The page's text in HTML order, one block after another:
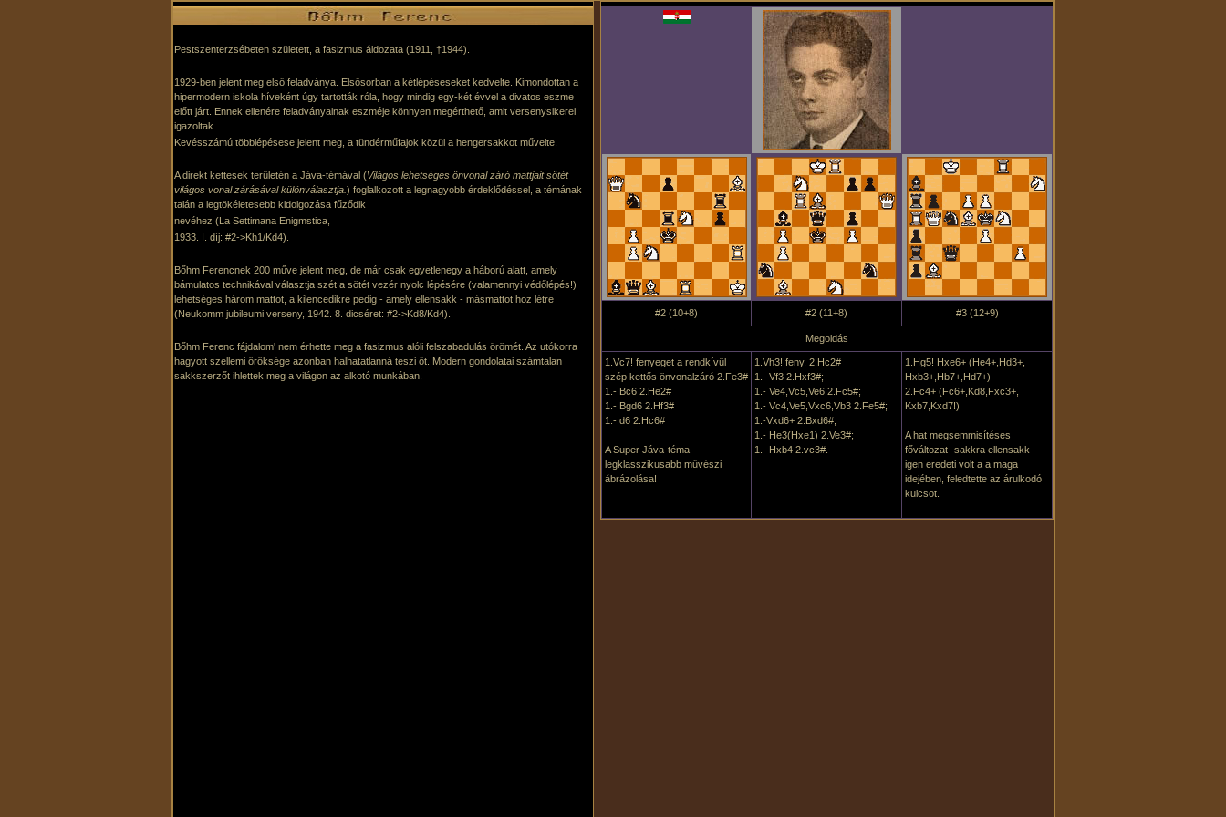
#2 (10+8) #2 (11+8) #3 (12+9)
Megoldás
1.Vc7! fenyeget a rendkívül
szép kettős önvonalzáró 2.Fe3#
1.- Bc6 2.He2#
1.- Bgd6 2.Hf3#
1.- d6 2.Hc6#
A Super Jáva-téma
legklasszikusabb művészi
ábrázolása!
1.Vh3! feny. 2.Hc2#
1.- Vf3 2.Hxf3#;
1.- Ve4,Vc5,Ve6 2.Fc5#;
1.- Vc4,Ve5,Vxc6,Vb3 2.Fe5#;
1.-Vxd6+ 2.Bxd6#;
1.- He3(Hxe1) 2.Ve3#;
1.- Hxb4 2.vc3#.
1.Hg5! Hxe6+ (He4+,Hd3+,
Hxb3+,Hb7+,Hd7+)
2.Fc4+ (Fc6+,Kd8,Fxc3+,
Kxb7,Kxd7!)
A hat megsemmisítéses
főváltozat -sakkra ellensakk-
igen eredeti volt a a maga
idejében, feledtette az árulkodó
kulcsot.
Pestszenterzsébeten született, a fasizmus áldozata (1911, †1944).
1929-ben jelent meg első feladványa. Elsősorban a kétlépéseseket kedvelte. Kimondottan a
hipermodern iskola híveként úgy tartották róla, hogy mindig egy-két évvel a divatos eszme
előtt járt. Ennek ellenére feladványainak eszméje könnyen megérthető, amit versenysikerei
igazoltak.
Kevésszámú többlépésese jelent meg, a tündérműfajok közül a hengersakkot művelte.
A direkt kettesek területén a Jáva-témával (Világos lehetséges önvonal záró mattjait sötét
világos vonal zárásával különválasztja. ) foglalkozott a legnagyobb érdeklődéssel, a témának
talán a legtökéletesebb kidolgozása fűződik
nevéhez (La Settimana Enigmstica,
1933. I. díj: #2->Kh1/Kd4).
Bőhm Ferencnek 200 műve jelent meg, de már csak egyetlenegy a háború alatt, amely
bámulatos technikával választja szét a sötét vezér nyolc lépésére (valamennyi védőlépés!)
lehetséges három mattot, a kilencedikre pedig - amely ellensakk - másmattot hoz létre
(Neukomm jubileumi verseny, 1942. 8. dicséret: #2->Kd8/Kd4).
Bőhm Ferenc fájdalom' nem érhette meg a fasizmus alóli felszabadulás örömét. Az utókorra
hagyott szellemi öröksége azonban halhatatlanná teszi őt. Modern gondolatai számtalan
sakkszerzőt ihlettek meg a világon az alkotó munkában.